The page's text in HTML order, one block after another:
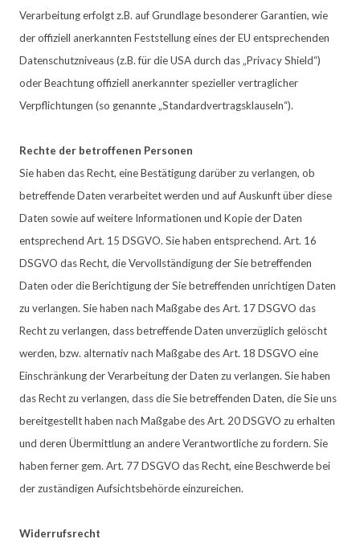
Verarbeitung erfolgt z.B. auf Grundlage besonderer Garantien, wie
der offiziell anerkannten Feststellung eines der EU entsprechenden
Datenschutzniveaus (z.B. für die USA durch das „Privacy Shield“)
oder Beachtung offiziell anerkannter spezieller vertraglicher
Verpflichtungen (so genannte „Standardvertragsklauseln“).
Rechte der betroffenen Personen
Sie haben das Recht, eine Bestätigung darüber zu verlangen, ob
betreffende Daten verarbeitet werden und auf Auskunft über diese
Daten sowie auf weitere Informationen und Kopie der Daten
entsprechend Art. 15 DSGVO. Sie haben entsprechend. Art. 16
DSGVO das Recht, die Vervollständigung der Sie betreffenden
Daten oder die Berichtigung der Sie betreffenden unrichtigen Daten
zu verlangen. Sie haben nach Maßgabe des Art. 17 DSGVO das
Recht zu verlangen, dass betreffende Daten unverzüglich gelöscht
werden, bzw. alternativ nach Maßgabe des Art. 18 DSGVO eine
Einschränkung der Verarbeitung der Daten zu verlangen. Sie haben
das Recht zu verlangen, dass die Sie betreffenden Daten, die Sie uns
bereitgestellt haben nach Maßgabe des Art. 20 DSGVO zu erhalten
und deren Übermittlung an andere Verantwortliche zu fordern. Sie
haben ferner gem. Art. 77 DSGVO das Recht, eine Beschwerde bei
der zuständigen Aufsichtsbehörde einzureichen.
Widerrufsrecht